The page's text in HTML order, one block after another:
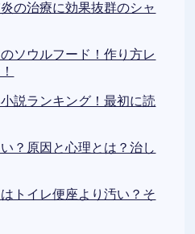
の治療に効果抜群のシャ
ソウルフード！作り方レ
説ランキング！最初に読
？原因と心理とは？治し
トイレ便座より汚い？そ